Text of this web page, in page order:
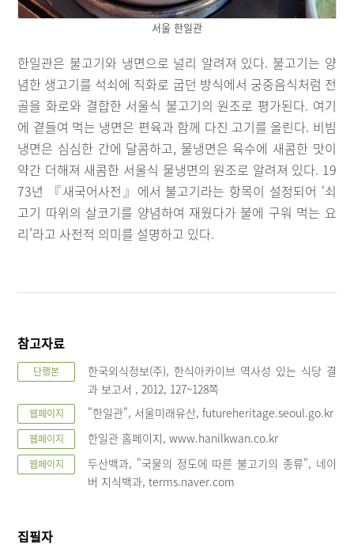
서울 한일관
한일관은 불고기와 냉면으로 널리 알려져 있다. 불고기는 양
념한 생고기를 석쇠에 직화로 굽던 방식에서 궁중음식처럼 전
골을 화로와 결합한 서울식 불고기의 원조로 평가된다. 여기
에 곁들여 먹는 냉면은 편육과 함께 다진 고기를 올린다. 비빔
냉면은 심심한 간에 달콤하고, 물냉면은 육수에 새콤한 맛이
약간 더해져 새콤한 서울식 물냉면의 원조로 알려져 있다. 19
73년 『새국어사전』에서 불고기라는 항목이 설정되어 ‘쇠
고기 따위의 살코기를 양념하여 재웠다가 불에 구워 먹는 요
리’라고 사전적 의미를 설명하고 있다.
참고자료
단행본
한국외식정보(주), 한식아카이브 역사성 있는 식당 결
과 보고서 , 2012, 127~128쪽
웹페이지 "한일관", 서울미래유산, futureheritage.seoul.go.kr
웹페이지 한일관 홈페이지, www.hanilkwan.co.kr
웹페이지
두산백과, "국물의 정도에 따른 불고기의 종류", 네이
버 지식백과, terms.naver.com
집필자